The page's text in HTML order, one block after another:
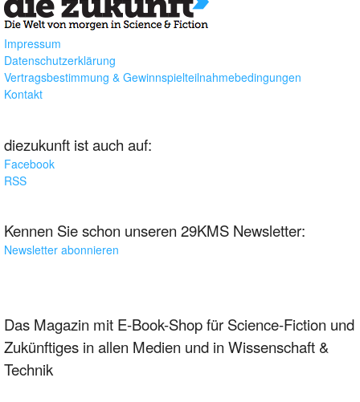
Impressum
Datenschutzerklärung
Vertragsbestimmung & Gewinnspielteilnahmebedingungen
Kontakt
diezukunft ist auch auf:
Facebook
RSS
Kennen Sie schon unseren 29KMS Newsletter:
Newsletter abonnieren
Das Magazin mit E-Book-Shop für Science-Fiction und
Zukünftiges in allen Medien und in Wissenschaft &
Technik